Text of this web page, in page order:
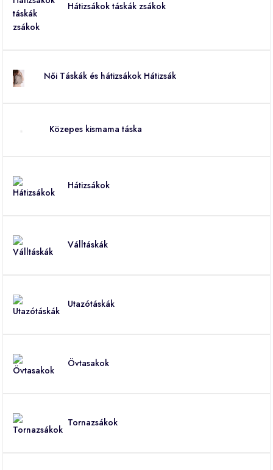
Hátizsákok táskák zsákok
Női Táskák és hátizsákok Hátizsák
Közepes kismama táska
Hátizsákok
Válltáskák
Utazótáskák
Övtasakok
Tornazsákok